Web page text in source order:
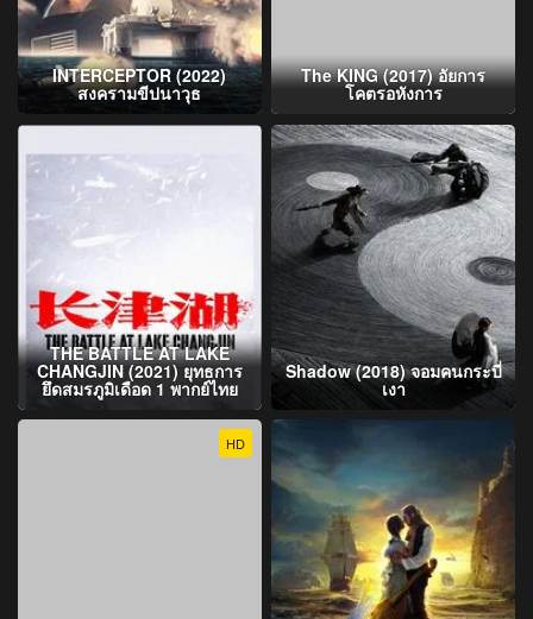
INTERCEPTOR (2022)
สงครามขีปนาวุธ
The KING (2017) อัยการ
โคตรอหังการ
THE BATTLE AT LAKE
CHANGJIN (2021) ยุทธการ
ยึดสมรภูมิเดือด 1 พากย์ไทย
Shadow (2018) จอมคนกระบี่
เงา
HD